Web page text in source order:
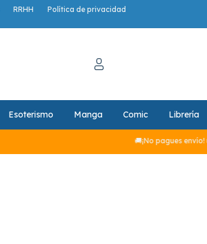
RRHH
Política de privacidad
Esoterismo Manga Comic Librería
🚚¡No pagues envío! 📦